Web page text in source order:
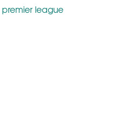
premier league